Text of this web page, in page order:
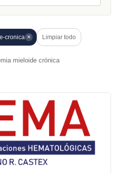
cronica ✕ Limpiar todo
mieloide crónica